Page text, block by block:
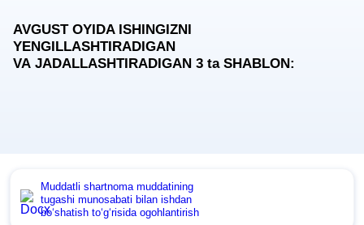
AVGUST OYIDA ISHINGIZNI
YENGILLASHTIRADIGAN
VA JADALLASHTIRADIGAN 3 taSHABLON:
Muddatli shartnoma muddatining
tugashi munosabati bilan ishdan
boʻshatish toʻgʻrisida ogohlantirish